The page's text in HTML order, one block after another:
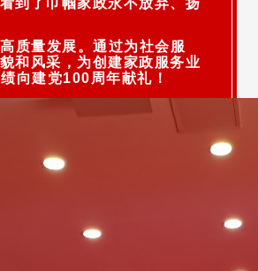
到了巾帼家政永不放弃、扬
质量发展。通过为社会服
和风采，为创建家政服务业
向建党100周年献礼！